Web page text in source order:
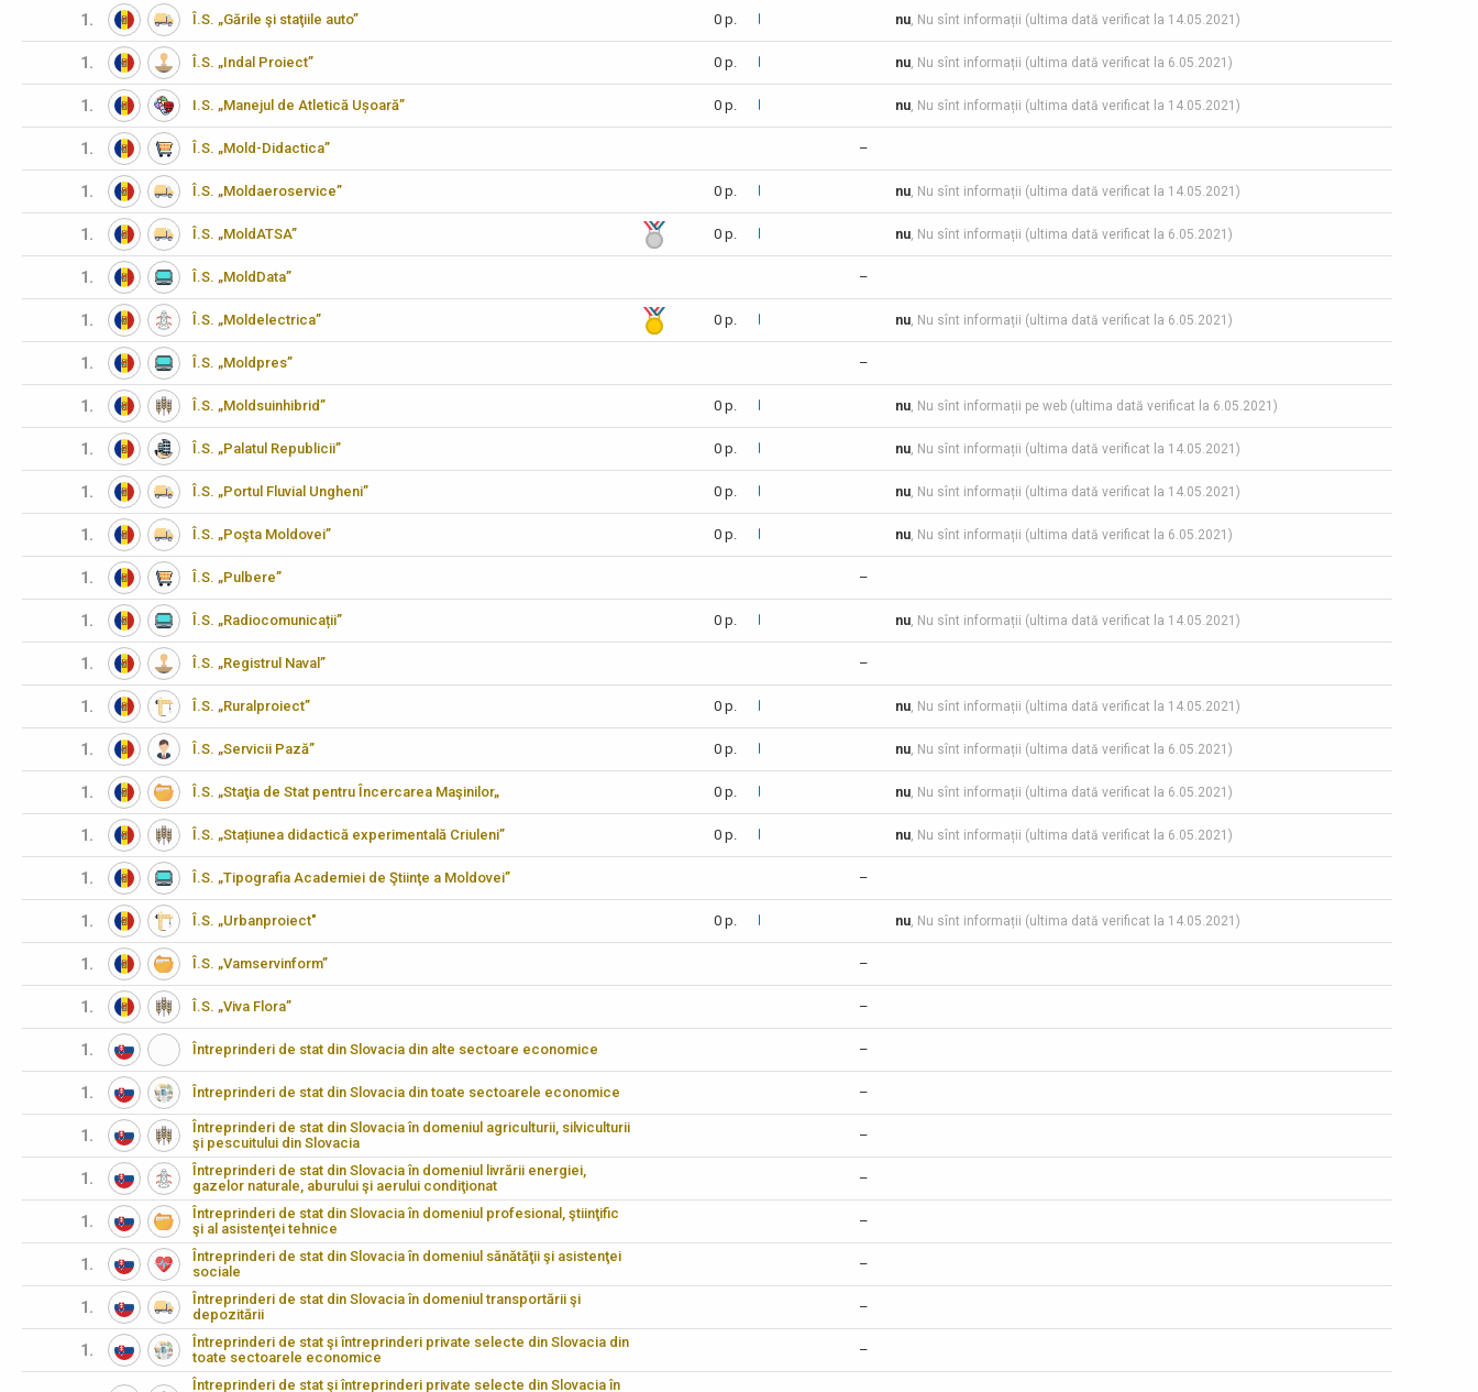
1. Î.S. „Gările şi staţiile auto” 0 p. nu, Nu sînt informații (ultima dată verificat la 14.05.2021)
1. Î.S. „Indal Proiect” 0 p. nu, Nu sînt informații (ultima dată verificat la 6.05.2021)
1. I.S. „Manejul de Atletică Ușoară” 0 p. nu, Nu sînt informații (ultima dată verificat la 14.05.2021)
1. Î.S. „Mold-Didactica” –
1. Î.S. „Moldaeroservice” 0 p. nu, Nu sînt informații (ultima dată verificat la 14.05.2021)
1. Î.S. „MoldATSA” 0 p. nu, Nu sînt informații (ultima dată verificat la 6.05.2021)
1. Î.S. „MoldData” –
1. Î.S. „Moldelectrica” 0 p. nu, Nu sînt informații (ultima dată verificat la 6.05.2021)
1. Î.S. „Moldpres” –
1. Î.S. „Moldsuinhibrid” 0 p. nu, Nu sînt informații pe web (ultima dată verificat la 6.05.2021)
1. Î.S. „Palatul Republicii” 0 p. nu, Nu sînt informații (ultima dată verificat la 14.05.2021)
1. Î.S. „Portul Fluvial Ungheni” 0 p. nu, Nu sînt informații (ultima dată verificat la 14.05.2021)
1. Î.S. „Poşta Moldovei” 0 p. nu, Nu sînt informații (ultima dată verificat la 6.05.2021)
1. Î.S. „Pulbere” –
1. Î.S. „Radiocomunicații” 0 p. nu, Nu sînt informații (ultima dată verificat la 14.05.2021)
1. Î.S. „Registrul Naval” –
1. Î.S. „Ruralproiect” 0 p. nu, Nu sînt informații (ultima dată verificat la 14.05.2021)
1. Î.S. „Servicii Pază” 0 p. nu, Nu sînt informații (ultima dată verificat la 6.05.2021)
1. Î.S. „Staţia de Stat pentru Încercarea Maşinilor„ 0 p. nu, Nu sînt informații (ultima dată verificat la 6.05.2021)
1. Î.S. „Stațiunea didactică experimentală Criuleni” 0 p. nu, Nu sînt informații (ultima dată verificat la 6.05.2021)
1. Î.S. „Tipografia Academiei de Ştiinţe a Moldovei” –
1. Î.S. „Urbanproiect" 0 p. nu, Nu sînt informații (ultima dată verificat la 14.05.2021)
1. Î.S. „Vamservinform” –
1. Î.S. „Viva Flora” –
1. Întreprinderi de stat din Slovacia din alte sectoare economice –
1. Întreprinderi de stat din Slovacia din toate sectoarele economice –
1.
Întreprinderi de stat din Slovacia în domeniul agriculturii, silviculturii
şi pescuitului din Slovacia
–
1.
Întreprinderi de stat din Slovacia în domeniul livrării energiei,
gazelor naturale, aburului şi aerului condiţionat
–
1.
Întreprinderi de stat din Slovacia în domeniul profesional, ştiinţific
şi al asistenţei tehnice
–
1.
Întreprinderi de stat din Slovacia în domeniul sănătăţii şi asistenţei
sociale
–
1.
Întreprinderi de stat din Slovacia în domeniul transportării şi
depozitării
–
1.
Întreprinderi de stat şi întreprinderi private selecte din Slovacia din
toate sectoarele economice
–
Întreprinderi de stat şi întreprinderi private selecte din Slovacia în